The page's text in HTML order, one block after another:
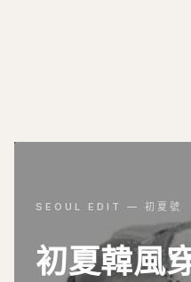
SEOUL EDIT — 初夏號
初夏韓風